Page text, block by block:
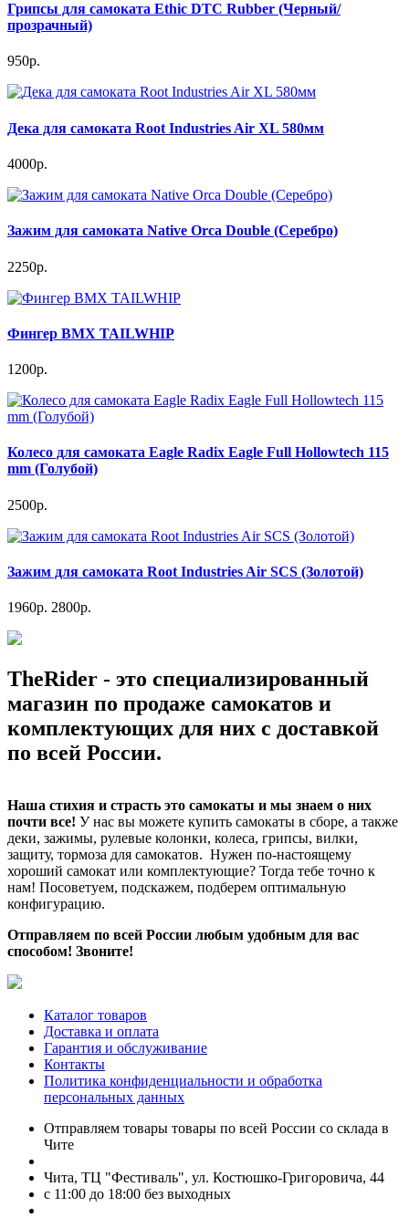
Грипсы для самоката Ethic DTC Rubber (Черный/
прозрачный)
950р.
Дека для самоката Root Industries Air XL 580мм
4000р.
Зажим для самоката Native Orca Double (Серебро)
2250р.
Фингер BMX TAILWHIP
1200р.
Колесо для самоката Eagle Radix Eagle Full Hollowtech 115
mm (Голубой)
2500р.
Зажим для самоката Root Industries Air SCS (Золотой)
1960р. 2800р.
TheRider - это специализированный
магазин по продаже самокатов и
комплектующих для них с доставкой
по всей России.
Наша стихия и страсть это самокаты и мы знаем о них
почти все! У нас вы можете купить самокаты в сборе, а также
деки, зажимы, рулевые колонки, колеса, грипсы, вилки,
защиту, тормоза для самокатов. Нужен по-настоящему
хороший самокат или комплектующие? Тогда тебе точно к
нам! Посоветуем, подскажем, подберем оптимальную
конфигурацию.
Отправляем по всей России любым удобным для вас
способом! Звоните!
Каталог товаров
Доставка и оплата
Гарантия и обслуживание
Контакты
Политика конфиденциальности и обработка
персональных данных
Отправляем товары товары по всей России со склада в
Чите
Чита, ТЦ "Фестиваль", ул. Костюшко-Григоровича, 44
с 11:00 до 18:00 без выходных